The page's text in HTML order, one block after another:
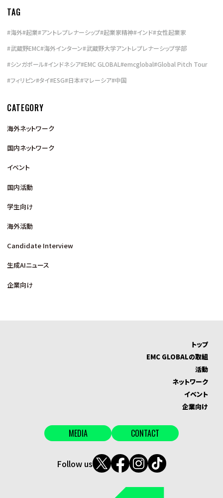
TAG
#海外#起業#アントレプレナーシップ#起業家精神#インド#女性起業家
#武蔵野EMC#海外インターン#武蔵野大学アントレプレナーシップ学部
#シンガポール#インドネシア#EMC GLOBAL#emcglobal#Global Pitch Tour
#フィリピン#タイ#ESG#日本#マレーシア#中国
CATEGORY
海外ネットワーク
国内ネットワーク
イベント
国内活動
学生向け
海外活動
Candidate Interview
生成AIニュース
企業向け
トップ
EMC GLOBALの取組
活動
ネットワーク
イベント
企業向け
MEDIA CONTACT
Follow us